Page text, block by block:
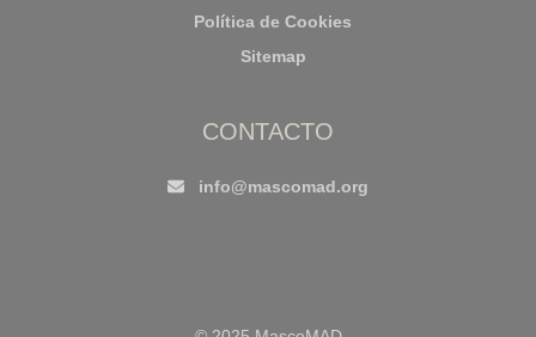
Política de Cookies
Sitemap
CONTACTO
info@mascomad.org